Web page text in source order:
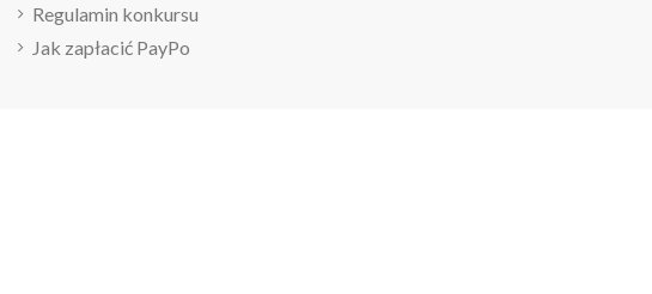
Regulamin konkursu
Jak zapłacić PayPo